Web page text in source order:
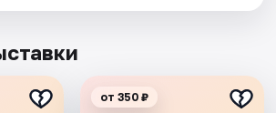
от 350 ₽